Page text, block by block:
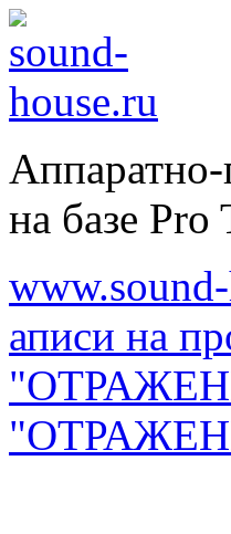
на базе Pro
аписи на